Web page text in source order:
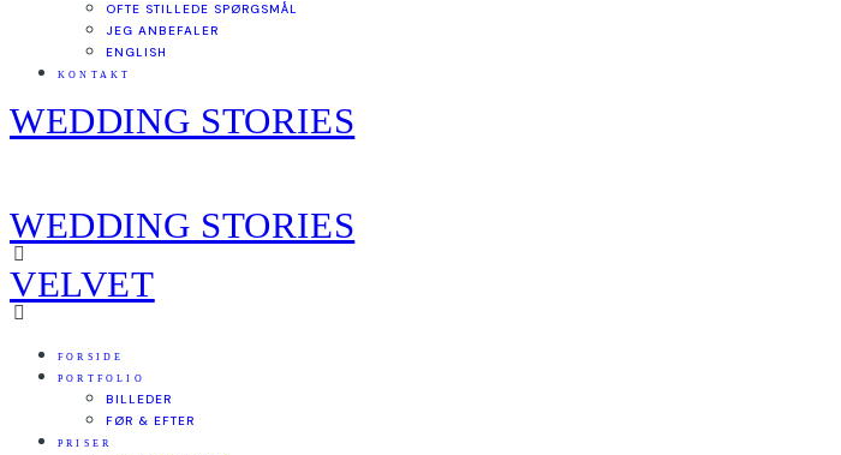
OFTE STILLEDE SPØRGSMÅL
JEG ANBEFALER
ENGLISH
KONTAKT
WEDDING STORIES
WEDDING STORIES
VELVET
FORSIDE
PORTFOLIO
BILLEDER
FØR & EFTER
PRISER